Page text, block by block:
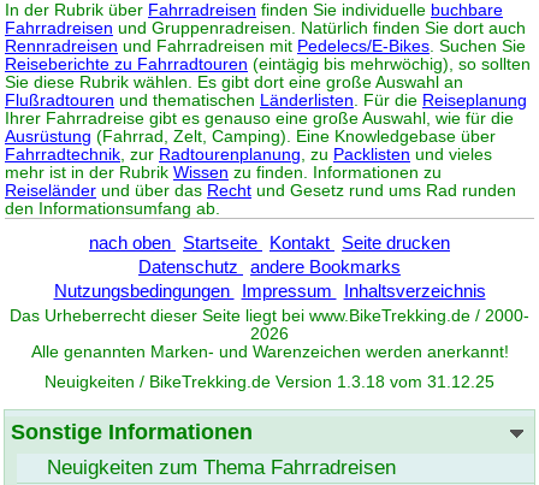
In der Rubrik über Fahrradreisen finden Sie individuelle buchbare
Fahrradreisen und Gruppenradreisen. Natürlich finden Sie dort auch
Rennradreisen und Fahrradreisen mit Pedelecs/E-Bikes. Suchen Sie
Reiseberichte zu Fahrradtouren (eintägig bis mehrwöchig), so sollten
Sie diese Rubrik wählen. Es gibt dort eine große Auswahl an
Flußradtouren und thematischen Länderlisten. Für die Reiseplanung
Ihrer Fahrradreise gibt es genauso eine große Auswahl, wie für die
Ausrüstung (Fahrrad, Zelt, Camping). Eine Knowledgebase über
Fahrradtechnik, zur Radtourenplanung, zu Packlisten und vieles
mehr ist in der Rubrik Wissen zu finden. Informationen zu
Reiseländer und über das Recht und Gesetz rund ums Rad runden
den Informationsumfang ab.
nach oben Startseite Kontakt
Seite drucken
Datenschutz
andere Bookmarks
Nutzungsbedingungen
Impressum Inhaltsverzeichnis
Das Urheberrecht dieser Seite liegt bei www. BikeTrekking.de / 2000-
2026
Alle genannten Marken- und Warenzeichen werden anerkannt!
Neuigkeiten / BikeTrekking.de Version 1.3.18 vom 31.12.25
Sonstige Informationen
Neuigkeiten zum Thema Fahrradreisen